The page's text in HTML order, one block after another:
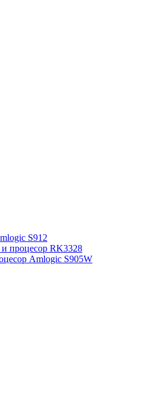
S912
процесор RK3328
Amlogic S905W